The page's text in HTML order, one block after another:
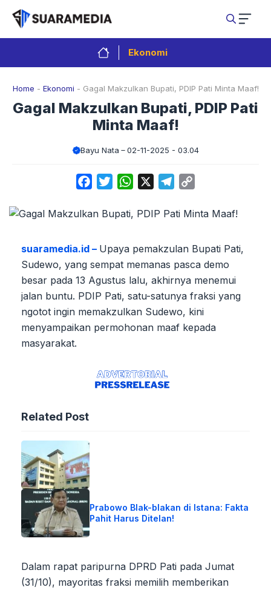
Langsung
isi
Ekonomi
Home - Ekonomi - Gagal Makzulkan Bupati, PDIP Pati Minta Maaf!
Gagal Makzulkan Bupati, PDIP Pati
Minta Maaf!
Bayu Nata 02-11-2025 - 03.04
FacebookTwitterWhatsApp Telegram
suaramedia.id – Upaya pemakzulan Bupati Pati,
Sudewo, yang sempat memanas pasca demo
besar pada 13 Agustus lalu, akhirnya menemui
jalan buntu. PDIP Pati, satu-satunya fraksi yang
ngotot ingin memakzulkan Sudewo, kini
menyampaikan permohonan maaf kepada
masyarakat.
Related Post
Prabowo Blak-blakan di Istana: Fakta
Pahit Harus Ditelan!
Dalam rapat paripurna DPRD Pati pada Jumat
(31/10), mayoritas fraksi memilih memberikan